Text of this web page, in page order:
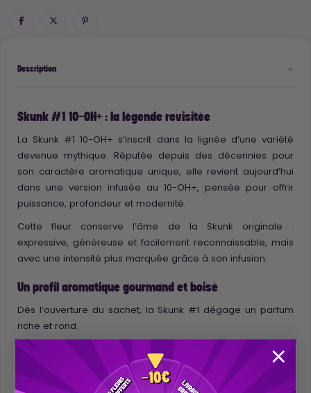
Description
Skunk #1 10-OH+ : la légende revisitée
La Skunk #1 10-OH+ s’inscrit dans la lignée d’une variété
devenue mythique. Réputée depuis des décennies pour
son caractère aromatique unique, elle revient aujourd’hui
dans une version infusée au 10-OH+, pensée pour offrir
puissance, profondeur et modernité.
Cette fleur conserve l’âme de la Skunk originale :
expressive, généreuse et facilement reconnaissable, mais
avec une intensité plus marquée grâce à son infusion.
Un profil aromatique gourmand et boisé
Dès l’ouverture du sachet, la Skunk #1 dégage un parfum
riche et rond.
Les premières notes sont boisées et résineuses, puis
laissent place à une gourmandise crémeuse, relevée par
une touche de fruits rouges mûrs qui adoucit l’ensemble.